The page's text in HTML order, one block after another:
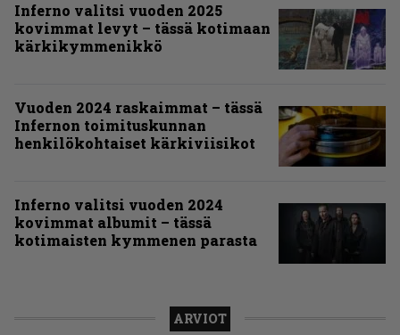
Inferno valitsi vuoden 2025
kovimmat levyt – tässä kotimaan
kärkikymmenikkö
Vuoden 2024 raskaimmat – tässä
Infernon toimituskunnan
henkilökohtaiset kärkiviisikot
Inferno valitsi vuoden 2024
kovimmat albumit – tässä
kotimaisten kymmenen parasta
ARVIOT